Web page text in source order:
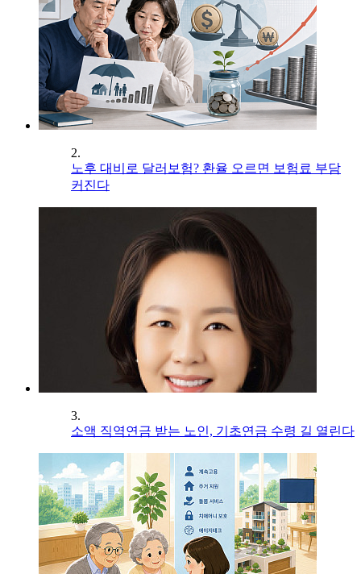
2.
노후 대비로 달러보험? 환율 오르면 보험료 부담
커진다
3.
소액 직역연금 받는 노인, 기초연금 수령 길 열린다